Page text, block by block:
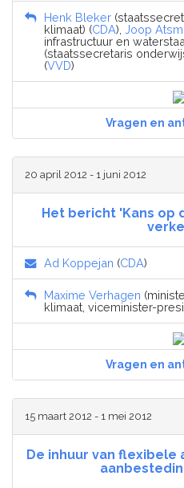
Henk Bleker
klimaat) (CDA), Joop
infrastructuur en
(staatssecretaris
(VVD)
Vragen en
20 april 2012 - 1 juni 2012
Het bericht 'Kans op
Ad Koppejan (CDA)
Maxime Verhagen
klimaat, viceminister-
Vragen en
15 maart 2012 - 1 mei 2012
De inhuur van